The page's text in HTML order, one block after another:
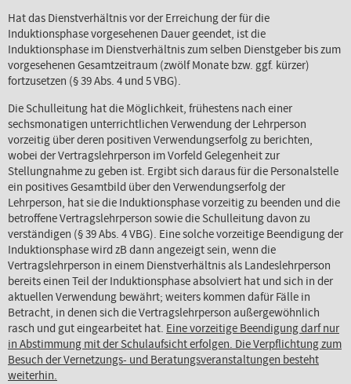
Hat das Dienstverhältnis vor der Erreichung der für die
Induktionsphase vorgesehenen Dauer geendet, ist die
Induktionsphase im Dienstverhältnis zum selben Dienstgeber bis zum
vorgesehenen Gesamtzeitraum (zwölf Monate bzw. ggf. kürzer)
fortzusetzen (§ 39 Abs. 4 und 5 VBG).
Die Schulleitung hat die Möglichkeit, frühestens nach einer
sechsmonatigen unterrichtlichen Verwendung der Lehrperson
vorzeitig über deren positiven Verwendungserfolg zu berichten,
wobei der Vertragslehrperson im Vorfeld Gelegenheit zur
Stellungnahme zu geben ist. Ergibt sich daraus für die Personalstelle
ein positives Gesamtbild über den Verwendungserfolg der
Lehrperson, hat sie die Induktionsphase vorzeitig zu beenden und die
betroffene Vertragslehrperson sowie die Schulleitung davon zu
verständigen (§ 39 Abs. 4 VBG). Eine solche vorzeitige Beendigung der
Induktionsphase wird zB dann angezeigt sein, wenn die
Vertragslehrperson in einem Dienstverhältnis als Landeslehrperson
bereits einen Teil der Induktionsphase absolviert hat und sich in der
aktuellen Verwendung bewährt; weiters kommen dafür Fälle in
Betracht, in denen sich die Vertragslehrperson außergewöhnlich
rasch und gut eingearbeitet hat. Eine vorzeitige Beendigung darf nur
in Abstimmung mit der Schulaufsicht erfolgen. Die Verpflichtung zum
Besuch der Vernetzungs- und Beratungsveranstaltungen besteht
weiterhin.